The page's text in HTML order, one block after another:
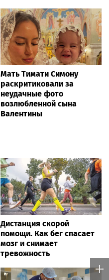
Мать Тимати Симону
раскритиковали за
неудачные фото
возлюбленной сына
Валентины
Дистанция скорой
помощи. Как бег спасает
мозг и снимает
тревожность